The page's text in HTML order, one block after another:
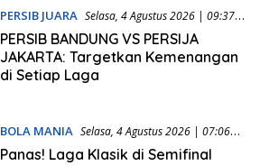
PERSIB JUARA Selasa, 4 Agustus 2026 | 09:37
WIB
PERSIB BANDUNG VS PERSIJA
JAKARTA: Targetkan Kemenangan
di Setiap Laga
BOLA MANIA Selasa, 4 Agustus 2026 | 07:06
WIB
Panas! Laga Klasik di Semifinal